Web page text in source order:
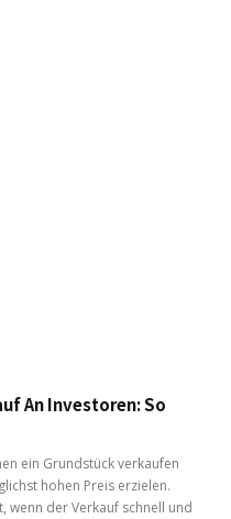
An Investoren: So
ein Grundstück verkaufen
hohen Preis erzielen.
wenn der Verkauf schnell und